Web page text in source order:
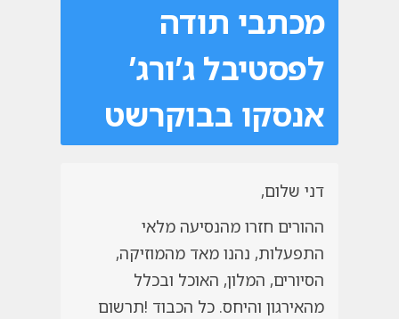
מכתבי תודה
לפסטיבל ג’ורג’
אנסקו בבוקרשט
דני שלום,
ההורים חזרו מהנסיעה מלאי
התפעלות, נהנו מאד מהמוזיקה,
הסיורים, המלון, האוכל ובכלל
מהאירגון והיחס. כל הכבוד !תרשום